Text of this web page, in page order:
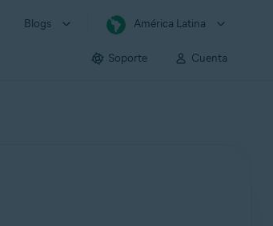
Blogs América Latina
Soporte Cuenta